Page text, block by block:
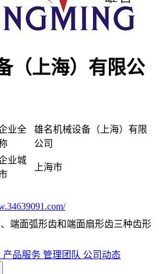
（上海）有限公
业全
雄名机械设备（上海）有限
公司
业城
上海市
端面弧形齿和端面扇形齿三种齿形
产品服务 管理团队 公司动态